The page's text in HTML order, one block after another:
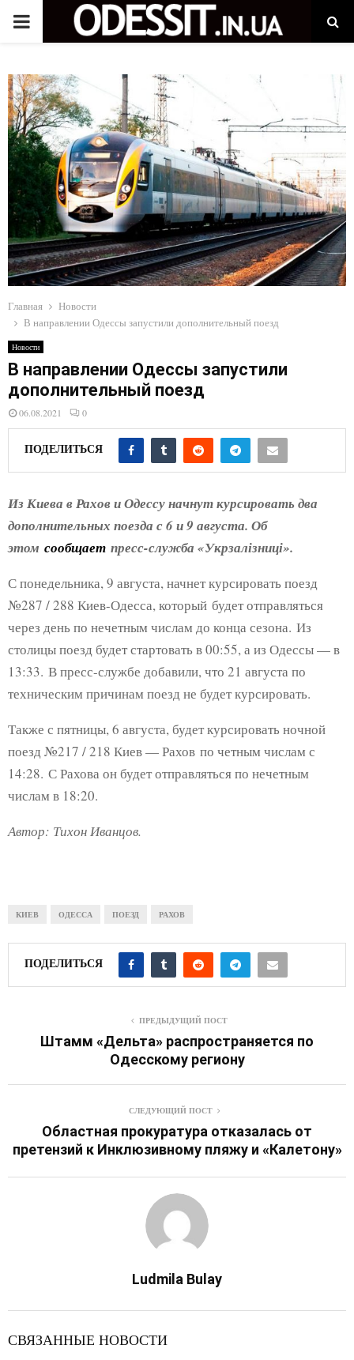
P
I
M
A
R
Y
M
E
N
U
Главная
Новости
В направлении Одессы запустили дополнительный поезд
Новости
В направлении Одессы запустили
дополнительный поезд
06.08.2021 0
ПОДЕЛИТЬСЯ
Из Киева в Рахов и Одессу начнут курсировать два
дополнительных поезда с 6 и 9 августа. Об
этом сообщает пресс-служба «Укрзалізниці».
С понедельника, 9 августа, начнет курсировать поезд
№287 / 288 Киев-Одесса, который будет отправляться
через день по нечетным числам до конца сезона. Из
столицы поезд будет стартовать в 00:55, а из Одессы — в
13:33. В пресс-службе добавили, что 21 августа по
техническим причинам поезд не будет курсировать.
Также с пятницы, 6 августа, будет курсировать ночной
поезд №217 / 218 Киев — Рахов по четным числам с
14:28. С Рахова он будет отправляться по нечетным
числам в 18:20.
Автор: Тихон Иванцов.
КИЕВ ОДЕССА ПОЕЗД РАХОВ
ПОДЕЛИТЬСЯ
ПРЕДЫДУЩИЙ ПОСТ
Штамм «Дельта» распространяется по
Одесскому региону
СЛЕДУЮЩИЙ ПОСТ
Областная прокуратура отказалась от
претензий к Инклюзивному пляжу и «Калетону»
Ludmila Bulay
СВЯЗАННЫЕ НОВОСТИ